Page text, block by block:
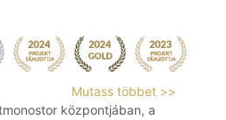
Mutass többet >>
központjában, a